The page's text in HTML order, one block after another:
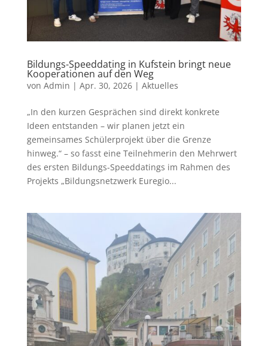
Bildungs-Speeddating in Kufstein bringt neue
Kooperationen auf den Weg
von Admin | Apr. 30, 2026| Aktuelles
„In den kurzen Gesprächen sind direkt konkrete
Ideen entstanden – wir planen jetzt ein
gemeinsames Schülerprojekt über die Grenze
hinweg.“ – so fasst eine Teilnehmerin den Mehrwert
des ersten Bildungs-Speeddatings im Rahmen des
Projekts „Bildungsnetzwerk Euregio...